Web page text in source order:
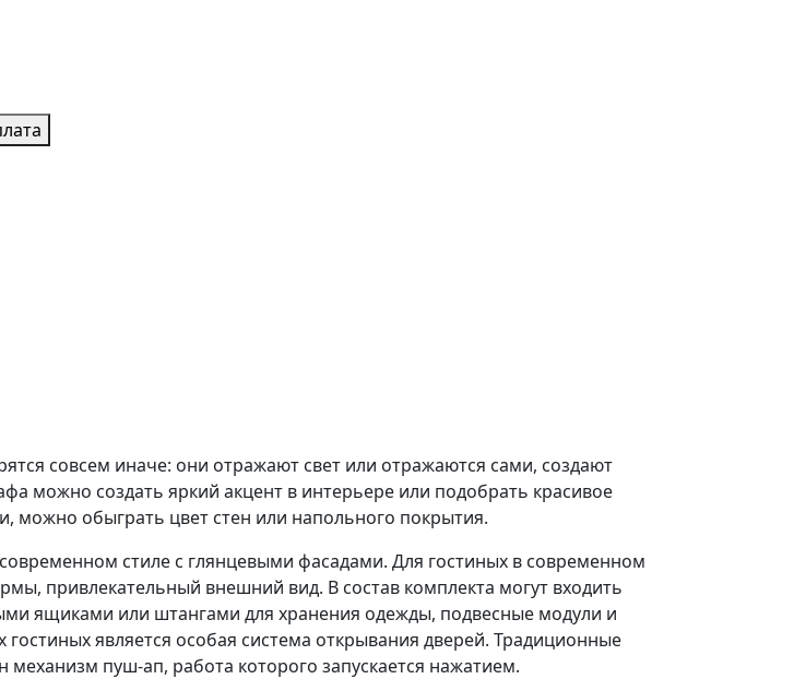
совсем иначе: они отражают свет или отражаются сами, создают
можно создать яркий акцент в интерьере или подобрать красивое
можно обыграть цвет стен или напольного покрытия.
стиле с глянцевыми фасадами. Для гостиных в современном
привлекательный внешний вид. В состав комплекта могут входить
ящиками или штангами для хранения одежды, подвесные модули и
является особая система открывания дверей. Традиционные
пуш-ап, работа которого запускается нажатием.